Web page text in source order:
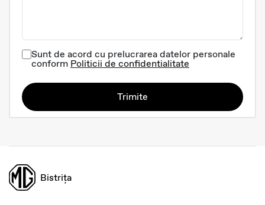
Sunt de acord cu prelucrarea datelor personale
conform Politicii de confidentialitate
Trimite
Bistrița